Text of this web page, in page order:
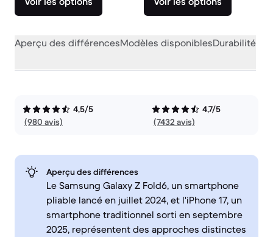
Aperçu des différencesModèles disponiblesDurabilité
4,5/5
(980 avis)
4,7/5
(7432 avis)
Aperçu des différences
Le Samsung Galaxy Z Fold6, un smartphone
pliable lancé en juillet 2024, et l'iPhone 17, un
smartphone traditionnel sorti en septembre
2025, représentent des approches distinctes